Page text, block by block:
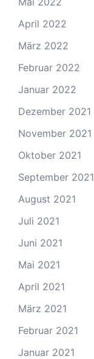
April 2022
März 2022
Februar 2022
Januar 2022
Dezember 2021
November 2021
Oktober 2021
September 2021
August 2021
Juli 2021
Juni 2021
Mai 2021
April 2021
März 2021
Februar 2021
Januar 2021